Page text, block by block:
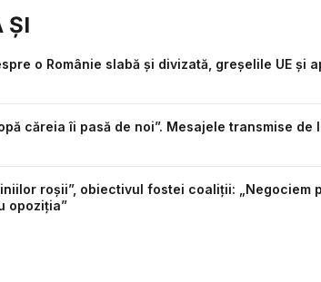
ȘI
o Românie slabă și divizată, greșelile UE și
căreia îi pasă de noi”. Mesajele transmise de
roșii”, obiectivul fostei coaliții: „Negociem
opoziția”